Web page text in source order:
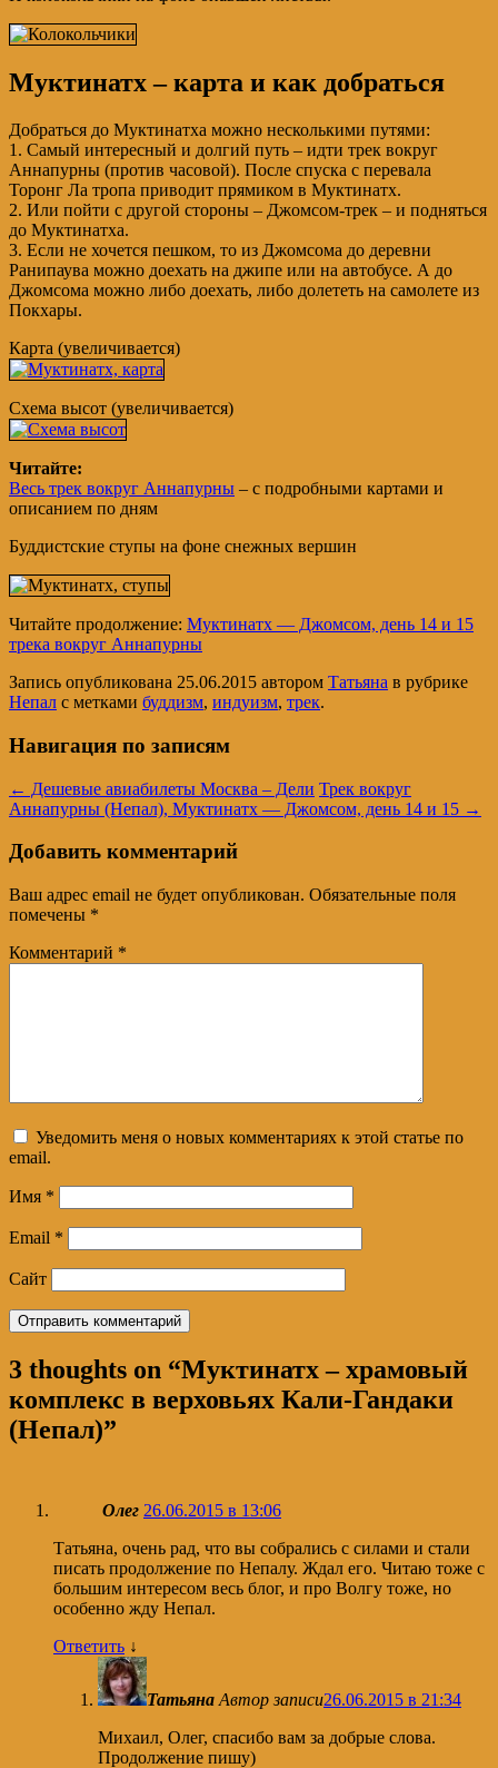
Муктинатх – карта и как добраться
Добраться до Муктинатха можно несколькими путями:
1. Самый интересный и долгий путь – идти трек вокруг
Аннапурны (против часовой). После спуска с перевала
Торонг Ла тропа приводит прямиком в Муктинатх.
2. Или пойти с другой стороны – Джомсом-трек – и подняться
до Муктинатха.
3. Если не хочется пешком, то из Джомсома до деревни
Ранипаува можно доехать на джипе или на автобусе. А до
Джомсома можно либо доехать, либо долететь на самолете из
Покхары.
Карта (увеличивается)
Схема высот (увеличивается)
Читайте:
Весь трек вокруг Аннапурны – с подробными картами и
описанием по дням
Буддистские ступы на фоне снежных вершин
Читайте продолжение: Муктинатх — Джомсом, день 14 и 15
трека вокруг Аннапурны
Запись опубликована 25.06.2015 автором Татьяна в рубрике
Непал с метками буддизм, индуизм, трек.
Навигация по записям
← Дешевые авиабилеты Москва – Дели Трек вокруг
Аннапурны (Непал), Муктинатх — Джомсом, день 14 и 15 →
Добавить комментарий
Ваш адрес email не будет опубликован. Обязательные поля
помечены *
Комментарий *
Уведомить меня о новых комментариях к этой статье по
email.
Имя *
Email *
Сайт
3 thoughts on “Муктинатх – храмовый
комплекс в верховьях Кали-Гандаки
(Непал)”
Олег 26.06.2015 в 13:06
Татьяна, очень рад, что вы собрались с силами и стали
писать продолжение по Непалу. Ждал его. Читаю тоже с
большим интересом весь блог, и про Волгу тоже, но
особенно жду Непал.
Ответить ↓
Татьяна Автор записи26.06.2015 в 21:34
Михаил, Олег, спасибо вам за добрые слова.
Продолжение пишу)